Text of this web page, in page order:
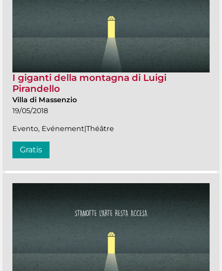
I giganti della montagna di Luigi
Pirandello
Villa di Massenzio
19/05/2018
Evento, Evénement|Théâtre
Gratis